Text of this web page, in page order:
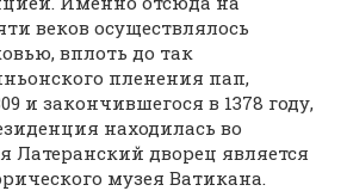
веков осуществлялось
вплоть до так
пленения пап,
и закончившегося в 1378 году,
находилась во
Латеранский дворец является
музея Ватикана.